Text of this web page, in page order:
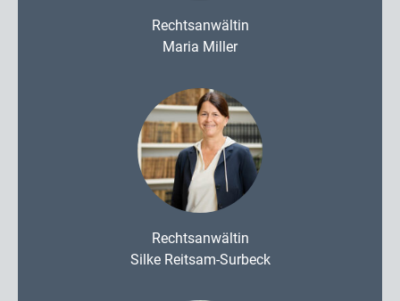
Rechtsanwältin
Maria Miller
Rechtsanwältin
Silke Reitsam-Surbeck